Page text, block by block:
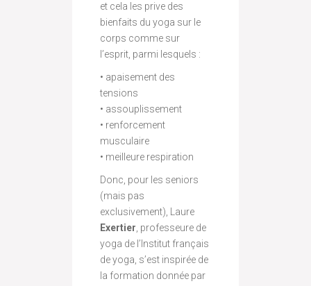
et cela les prive des
bienfaits du yoga sur le
corps comme sur
l’esprit, parmi lesquels :
• apaisement des
tensions
• assouplissement
• renforcement
musculaire
• meilleure respiration
Donc, pour les seniors
(mais pas
exclusivement), Laure
Exertier, professeure de
yoga de l’Institut français
de yoga, s’est inspirée de
la formation donnée par